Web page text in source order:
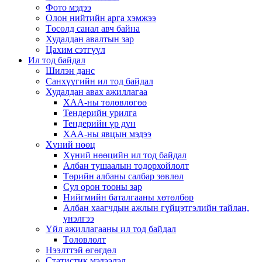
Фото мэдээ
Олон нийтийн арга хэмжээ
Төсөлд санал авч байна
Худалдан авалтын зар
Цахим сэтгүүл
Ил тод байдал
Шилэн данс
Санхүүгийн ил тод байдал
Худалдан авах ажиллагаа
ХАА-ны төлөвлөгөө
Тендерийн урилга
Тендерийн үр дүн
ХАА-ны явцын мэдээ
Хүний нөөц
Хүний нөөцийн ил тод байдал
Албан тушаалын тодорхойлолт
Төрийн албаны салбар зөвлөл
Сул орон тооны зар
Нийгмийн баталгааны хөтөлбөр
Албан хаагчдын ажлын гүйцэтгэлийн тайлан,
үнэлгээ
Үйл ажиллагааны ил тод байдал
Төлөвлөлт
Нээлттэй өгөгдөл